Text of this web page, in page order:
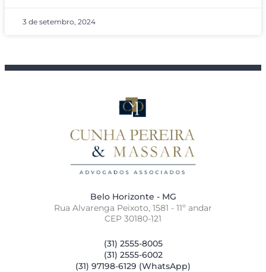
3 de setembro, 2024
Belo Horizonte - MG
Rua Alvarenga Peixoto, 1581 - 11º andar
CEP 30180-121
(31) 2555-8005
(31) 2555-6002
(31) 97198-6129 (WhatsApp)